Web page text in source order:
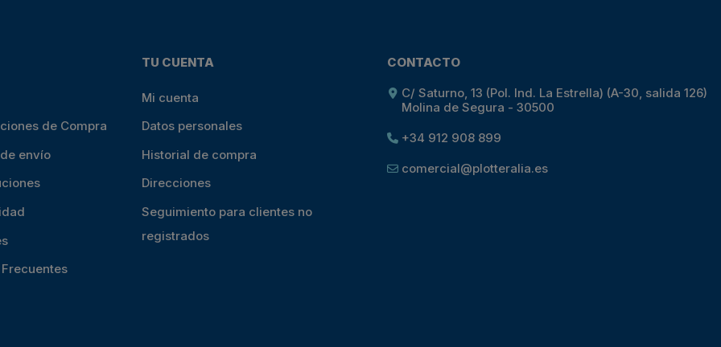
de Compra
envío
TU CUENTA
Mi cuenta
Datos personales
Historial de compra
Direcciones
Seguimiento para clientes no
registrados
CONTACTO
C/ Saturno, 13 (Pol. Ind. La Estrella) (A-30, salida 126)
Molina de Segura - 30500
+34 912 908 899
comercial@plotteralia.es